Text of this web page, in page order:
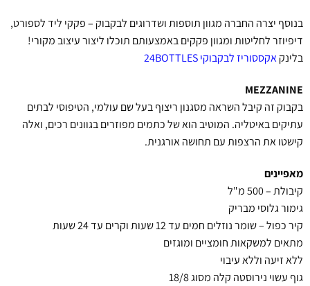
בנוסף יצרה החברה מגוון תוספות ושדרוגים לבקבוק – פקקי ליד לספורט,
דיפיוזר לחליטות ומגוון פקקים באמצעותם תוכלו ליצור עיצוב מקורי!
בלינקאקססוריז לבקבוקי 24BOTTLES
MEZZANINE
בקבוק זה קיבל השראה מסגנון ריצוף בעל שם עולמי, הטיפוסי לבתים
עתיקים באיטליה. המוטיב הוא של כתמים מפוזרים בגוונים רכים, ואלה
קישטו את הרצפות עם תחושה אורגנית.
מאפיינים
קיבולת – 500 מ"ל
גימור גלוסי מבריק
קיר כפול – שומר נוזלים חמים עד 12 שעות וקרים עד 24 שעות
מתאים למשקאות חומציים ומוגזים
ללא זיעה וללא עיבוי
גוף עשוי נירוסטה קלה מסוג 18/8